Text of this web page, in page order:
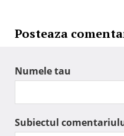
Posteaza
Numele tau
Subiectul